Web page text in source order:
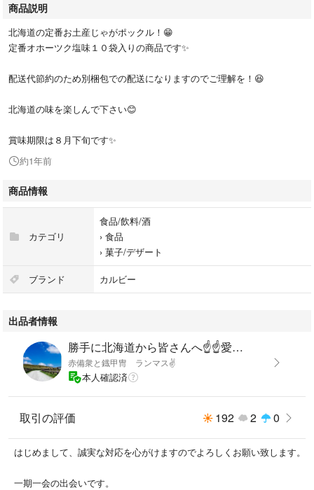
商品説明
北海道の定番お土産じゃがポックル！😁
定番オホーツク塩味１０袋入りの商品です✨
配送代節約のため別梱包での配送になりますのでご理解を！😆
北海道の味を楽しんで下さい😊
賞味期限は８月下旬です✨
約1年前
商品情報
カテゴリ
食品/飲料/酒
› 食品
› 菓子/デザート
ブランド カルビー
出品者情報
勝手に北海道から皆さんへ☝️☝️愛送りたい🤣
赤備衆と鐡甲冑 ランマス✌️
本人確認済
取引の評価 192 2 0
はじめまして、誠実な対応を心がけますのでよろしくお願い致します。
一期一会の出会いです。